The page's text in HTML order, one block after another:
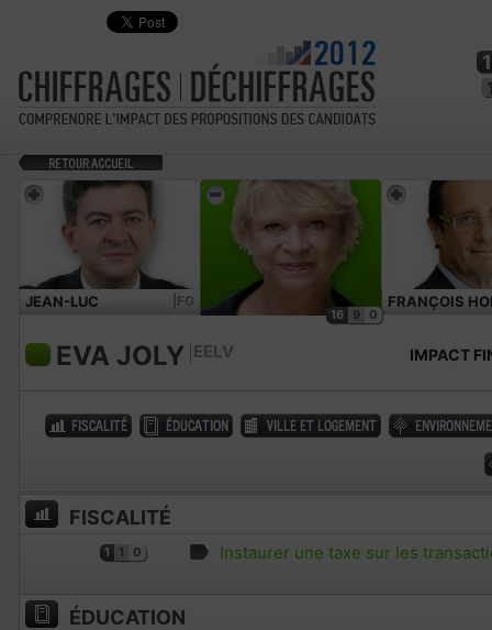
JEAN-LUC
|FG
16 9 0
FRANÇOIS
EVA JOLY EELV IMPACT
FISCALITÉ
1 1 0 Instaurer une taxe sur les
ÉDUCATION